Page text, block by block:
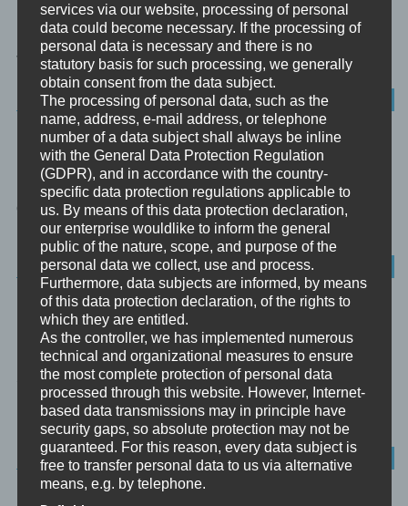
Die dissoziale Persönlichkeitsstörung oder antisoziale
Persönlichkeitsstörung (APS) ist eine psychische Erkrankung und
Verhaltensstörung. Sie sollte nicht mit der dissoziativen...
PSYCHOLOGIE
POLARITÄT
Polarität ist ein Ausdruck der Philosophie für das Verhältnis sich
gegenseitig bedingender Größen. Sie unterscheidet sich vom
Dualismus, bei...
#FAKE PER-SONA. ODER: DIE
SELBSTLÜGE
Selbstlüge, also sich selbst zu belügen, ist weitverbreitet.
Niemand ist dagegen gefeit. Und doch verstehen manche das
Problem, und...
DISSOZIATION
services via our website, processing of personal
data could become necessary. If the processing of
personal data is necessary and there is no
statutory basis for such processing, we generally
obtain consent from the data subject.
The processing of personal data, such as the
name, address, e-mail address, or telephone
number of a data subject shall always be inline
with the General Data Protection Regulation
(GDPR), and in accordance with the country-
specific data protection regulations applicable to
us. By means of this data protection declaration,
our enterprise wouldlike to inform the general
public of the nature, scope, and purpose of the
personal data we collect, use and process.
Furthermore, data subjects are informed, by means
of this data protection declaration, of the rights to
which they are entitled.
As the controller, we has implemented numerous
technical and organizational measures to ensure
the most complete protection of personal data
processed through this website. However, Internet-
based data transmissions may in principle have
security gaps, so absolute protection may not be
guaranteed. For this reason, every data subject is
free to transfer personal data to us via alternative
means, e.g. by telephone.